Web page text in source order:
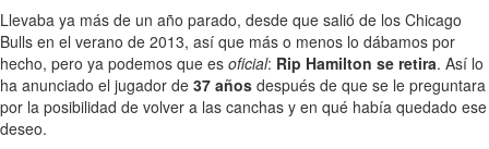
Llevaba ya más de un año parado, desde que salió de los Chicago
Bulls en el verano de 2013, así que más o menos lo dábamos por
hecho, pero ya podemos que es oficial: Rip Hamilton se retira. Así lo
ha anunciado el jugador de 37 años después de que se le preguntara
por la posibilidad de volver a las canchas y en qué había quedado ese
deseo.